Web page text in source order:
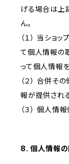
げる場合は上
ん。
（１） 当ショ
て個人情報の
って個人情報
（２） 合併そ
報が提供され
（３） 個人情
8. 個人情報